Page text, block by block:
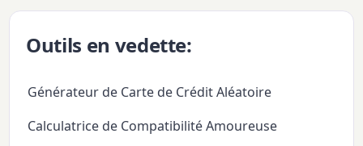
Outils en vedette:
Générateur de Carte de Crédit Aléatoire
Calculatrice de Compatibilité Amoureuse